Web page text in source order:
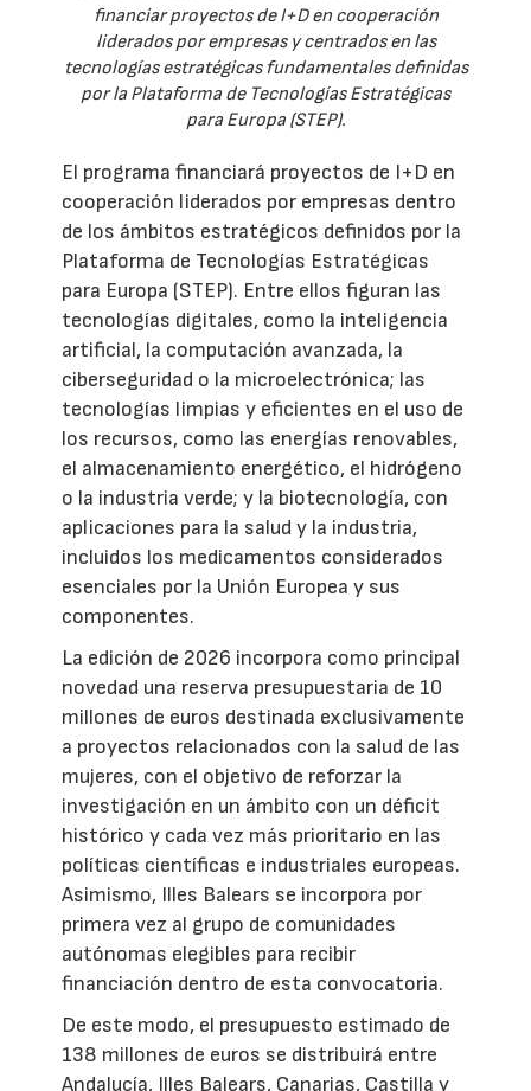
financiar proyectos de I+D en cooperación
liderados por empresas y centrados en las
tecnologías estratégicas fundamentales definidas
por la Plataforma de Tecnologías Estratégicas
para Europa (STEP).
El programa financiará proyectos de I+D en
cooperación liderados por empresas dentro
de los ámbitos estratégicos definidos por la
Plataforma de Tecnologías Estratégicas
para Europa (STEP). Entre ellos figuran las
tecnologías digitales, como la inteligencia
artificial, la computación avanzada, la
ciberseguridad o la microelectrónica; las
tecnologías limpias y eficientes en el uso de
los recursos, como las energías renovables,
el almacenamiento energético, el hidrógeno
o la industria verde; y la biotecnología, con
aplicaciones para la salud y la industria,
incluidos los medicamentos considerados
esenciales por la Unión Europea y sus
componentes.
La edición de 2026 incorpora como principal
novedad una reserva presupuestaria de 10
millones de euros destinada exclusivamente
a proyectos relacionados con la salud de las
mujeres, con el objetivo de reforzar la
investigación en un ámbito con un déficit
histórico y cada vez más prioritario en las
políticas científicas e industriales europeas.
Asimismo, Illes Balears se incorpora por
primera vez al grupo de comunidades
autónomas elegibles para recibir
financiación dentro de esta convocatoria.
De este modo, el presupuesto estimado de
138 millones de euros se distribuirá entre
Andalucía, Illes Balears, Canarias, Castilla y